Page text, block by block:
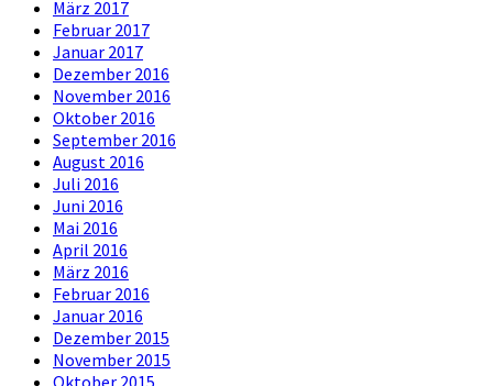
März 2017
Februar 2017
Januar 2017
Dezember 2016
November 2016
Oktober 2016
September 2016
August 2016
Juli 2016
Juni 2016
Mai 2016
April 2016
März 2016
Februar 2016
Januar 2016
Dezember 2015
November 2015
Oktober 2015